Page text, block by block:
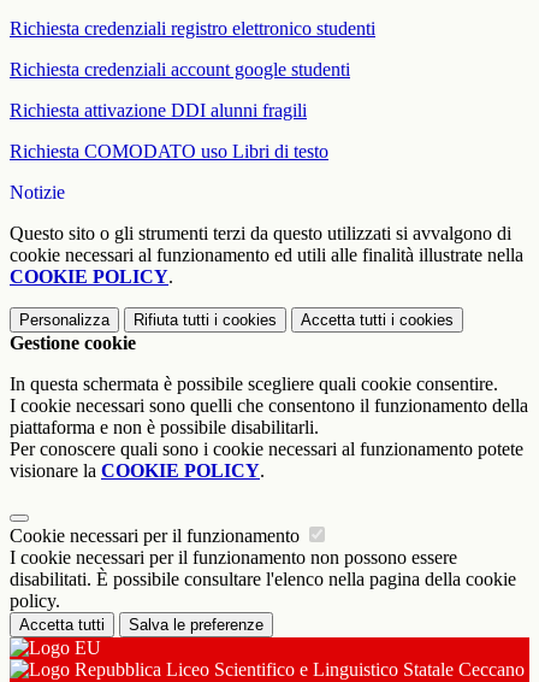
Richiesta credenziali registro elettronico studenti
Richiesta credenziali account google studenti
Richiesta attivazione DDI alunni fragili
Richiesta COMODATO uso Libri di testo
Notizie
Questo sito o gli strumenti terzi da questo utilizzati si avvalgono di
cookie necessari al funzionamento ed utili alle finalità illustrate nella
COOKIE POLICY.
Personalizza Rifiuta tutti i cookies Accetta tutti i cookies
Gestione cookie
In questa schermata è possibile scegliere quali cookie consentire.
I cookie necessari sono quelli che consentono il funzionamento della
piattaforma e non è possibile disabilitarli.
Per conoscere quali sono i cookie necessari al funzionamento potete
visionare la COOKIE POLICY.
Cookie necessari per il funzionamento
I cookie necessari per il funzionamento non possono essere
disabilitati. È possibile consultare l'elenco nella pagina della cookie
policy.
Accetta tutti Salva le preferenze
Liceo Scientifico e Linguistico Statale Ceccano